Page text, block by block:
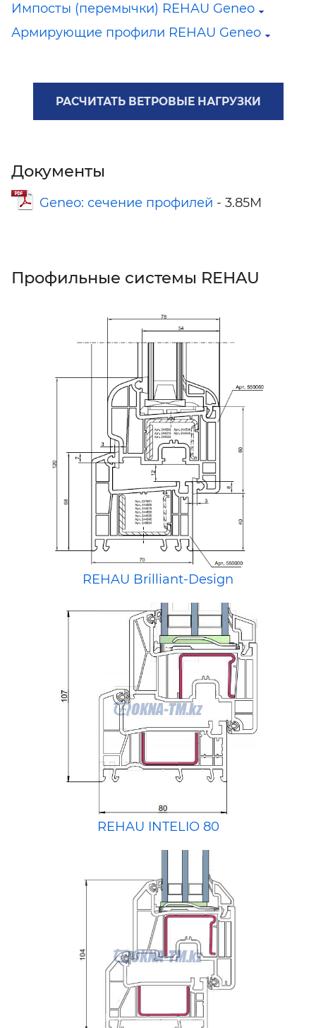
Импосты (перемычки) REHAU Geneo
Армирующие профили REHAU Geneo
РАСЧИТАТЬ ВЕТРОВЫЕ НАГРУЗКИ
Документы
Geneo: сечение профилей - 3.85M
Профильные системы REHAU
REHAU Brilliant-Design
REHAU INTELIO 80